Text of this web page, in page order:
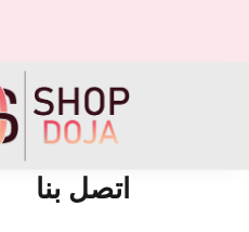
اتصل بنا